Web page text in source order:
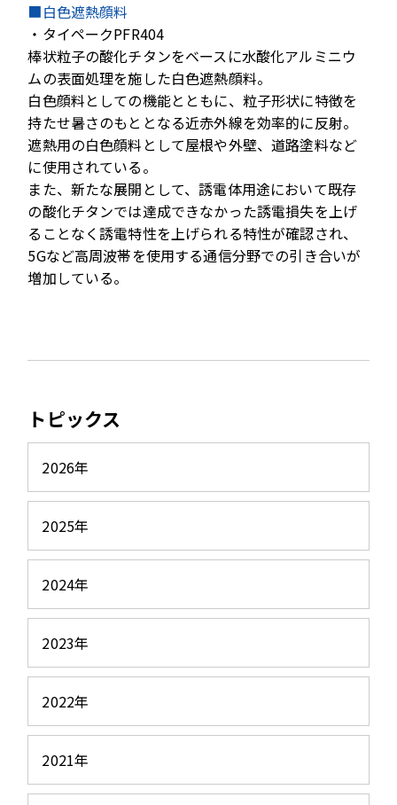
■白色遮熱顔料
・タイペークPFR404
棒状粒子の酸化チタンをベースに水酸化アルミニウ
ムの表面処理を施した白色遮熱顔料。
白色顔料としての機能とともに、粒子形状に特徴を
持たせ暑さのもととなる近赤外線を効率的に反射。
遮熱用の白色顔料として屋根や外壁、道路塗料など
に使用されている。
また、新たな展開として、誘電体用途において既存
の酸化チタンでは達成できなかった誘電損失を上げ
ることなく誘電特性を上げられる特性が確認され、
5Gなど高周波帯を使用する通信分野での引き合いが
増加している。
トピックス
2026年
2025年
2024年
2023年
2022年
2021年